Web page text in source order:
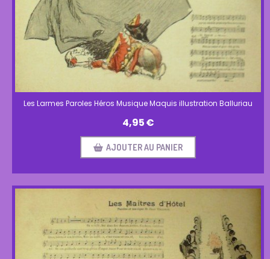
Les Larmes Paroles Héros Musique Maquis illustration Balluriau
4,95€
AJOUTER AU PANIER